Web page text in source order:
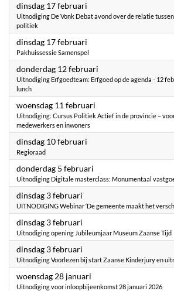
dinsdag 17 februari
Uitnodiging De Vonk Debat avond over de relatie
politiek
dinsdag 17 februari
Pakhuissessie Samenspel
donderdag 12 februari
Uitnodiging Erfgoedteam: Erfgoed op de agenda - 12
lunch
woensdag 11 februari
Uitnodiging: Cursus Politiek Actief in de provincie –
medewerkers en inwoners
dinsdag 10 februari
Regioraad
donderdag 5 februari
Uitnodiging Digitale masterclass: Monumentaal
dinsdag 3 februari
UITNODIGING Webinar ‘De gemeente maakt het
dinsdag 3 februari
Uitnodiging opening Jubileumjaar Museum Zaanse Tijd
dinsdag 3 februari
Uitnodiging Voorlezen bij start Zaanse Kinderjury en
woensdag 28 januari
Uitnodiging voor inloopbijeenkomst 28 januari 2026